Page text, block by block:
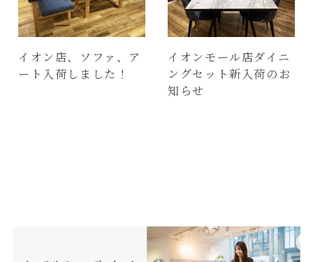
イオン店、ソファ、ア
ート入荷しました！
イオンモール店ダイニ
ングセット新入荷のお
知らせ